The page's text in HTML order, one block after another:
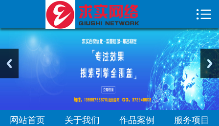
作品案例
服务项目
网站优化

网站首页 关于我们 作品案例 服务项目